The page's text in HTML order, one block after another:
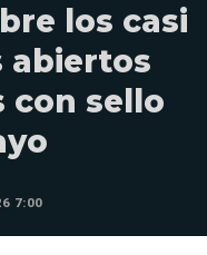
los casi
abiertos
con sello
7:00